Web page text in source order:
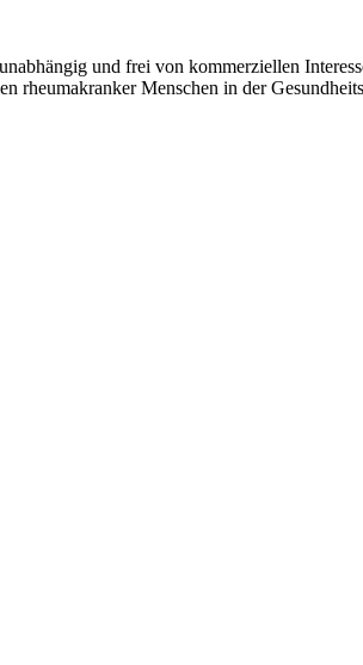
und frei von kommerziellen
rheumakranker Menschen in der